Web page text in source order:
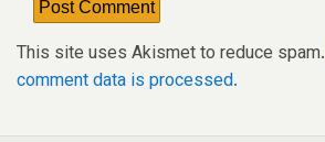
This site uses Akismet to reduce spam.
comment data is processed.